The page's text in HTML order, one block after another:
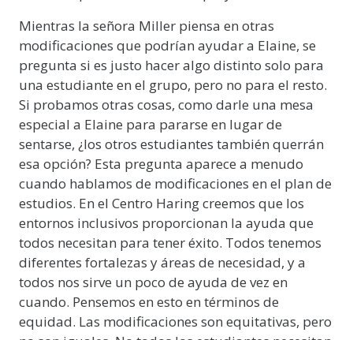
Mientras la señora Miller piensa en otras
modificaciones que podrían ayudar a Elaine, se
pregunta si es justo hacer algo distinto solo para
una estudiante en el grupo, pero no para el resto.
Si probamos otras cosas, como darle una mesa
especial a Elaine para pararse en lugar de
sentarse, ¿los otros estudiantes también querrán
esa opción? Esta pregunta aparece a menudo
cuando hablamos de modificaciones en el plan de
estudios. En el Centro Haring creemos que los
entornos inclusivos proporcionan la ayuda que
todos necesitan para tener éxito. Todos tenemos
diferentes fortalezas y áreas de necesidad, y a
todos nos sirve un poco de ayuda de vez en
cuando. Pensemos en esto en términos de
equidad. Las modificaciones son equitativas, pero